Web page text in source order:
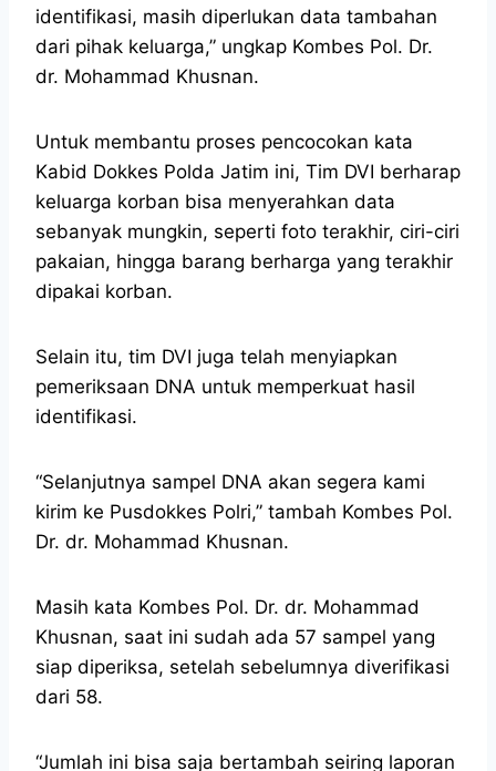
identifikasi, masih diperlukan data tambahan
dari pihak keluarga,” ungkap Kombes Pol. Dr.
dr. Mohammad Khusnan.
Untuk membantu proses pencocokan kata
Kabid Dokkes Polda Jatim ini, Tim DVI berharap
keluarga korban bisa menyerahkan data
sebanyak mungkin, seperti foto terakhir, ciri-ciri
pakaian, hingga barang berharga yang terakhir
dipakai korban.
Selain itu, tim DVI juga telah menyiapkan
pemeriksaan DNA untuk memperkuat hasil
identifikasi.
“Selanjutnya sampel DNA akan segera kami
kirim ke Pusdokkes Polri,” tambah Kombes Pol.
Dr. dr. Mohammad Khusnan.
Masih kata Kombes Pol. Dr. dr. Mohammad
Khusnan, saat ini sudah ada 57 sampel yang
siap diperiksa, setelah sebelumnya diverifikasi
dari 58.
“Jumlah ini bisa saja bertambah seiring laporan